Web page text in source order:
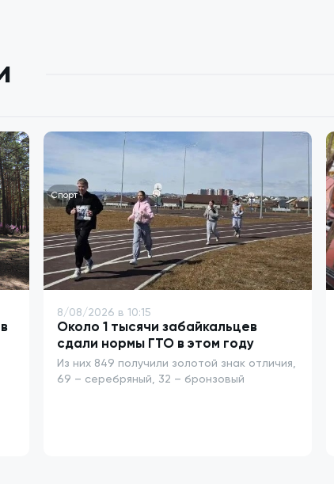
Спорт
8/08/2026 в 10:15
Около 1 тысячи забайкальцев
сдали нормы ГТО в этом году
Из них 849 получили золотой знак отличия,
69 – серебряный, 32 – бронзовый